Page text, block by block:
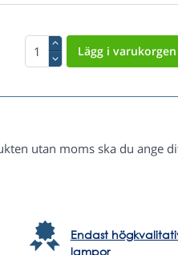
utan moms ska du ange
Endast
lampor